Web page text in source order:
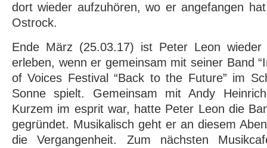
dort wieder aufzuhören, wo er angefangen
Ostrock.
Ende März (25.03.17) ist Peter Leon
erleben, wenn er gemeinsam mit seiner Band
of Voices Festival “Back to the Future” im
Sonne spielt. Gemeinsam mit Andy
Kurzem im esprit war, hatte Peter Leon die
gegründet. Musikalisch geht er an diesem
die Vergangenheit. Zum nächsten